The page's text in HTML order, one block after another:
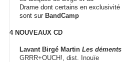
Drame dont certains en exclusivité
sont sur BandCamp
4 NOUVEAUX CD
Lavant Birgé Martin Les déments
GRRR+OUCH!, dist. Inouïe